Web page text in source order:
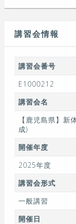
講習会情報
講習会番号
E1000212
講習会名
【鹿児島県】新
成)
開催年度
2025年度
講習会形式
一般講習
開催日